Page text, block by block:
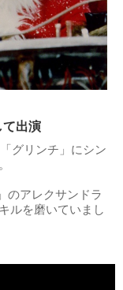
て出演
グリンチ」にシン
のアレクサンドラ
ルを磨いていまし